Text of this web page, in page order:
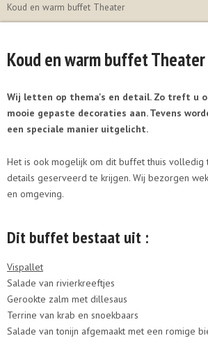
Koud en warm buffet Theater
Koud en warm buffet Theater
Wij letten op thema's en detail. Zo treft u
mooie gepaste decoraties aan. Tevens
een speciale manier uitgelicht.
Het is ook mogelijk om dit buffet thuis volledig
details geserveerd te krijgen. Wij bezorgen
en omgeving.
Dit buffet bestaat uit :
Vispallet
Salade van rivierkreeftjes
Gerookte zalm met dillesaus
Terrine van krab en snoekbaars
Salade van tonijn afgemaakt met een romige